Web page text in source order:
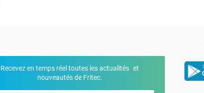
Recevez en temps réel toutes les actualités et
nouveautés de Fritec.